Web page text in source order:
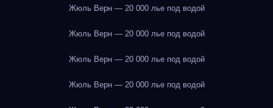
Жюль Верн — 20 000 лье под водой
Жюль Верн — 20 000 лье под водой
Жюль Верн — 20 000 лье под водой
Жюль Верн — 20 000 лье под водой